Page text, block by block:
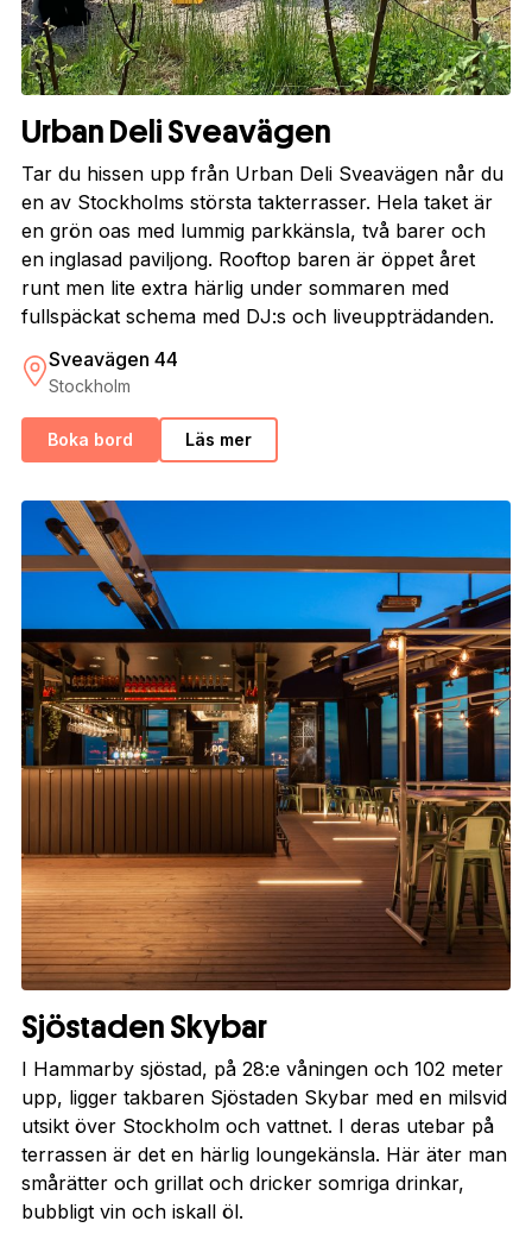
Urban Deli Sveavägen
Tar du hissen upp från Urban Deli Sveavägen når du
en av Stockholms största takterrasser. Hela taket är
en grön oas med lummig parkkänsla, två barer och
en inglasad paviljong. Rooftop baren är öppet året
runt men lite extra härlig under sommaren med
fullspäckat schema med DJ:s och liveuppträdanden.
Sveavägen 44
Stockholm
Boka bord Läs mer
Sjöstaden Skybar
I Hammarby sjöstad, på 28:e våningen och 102 meter
upp, ligger takbaren Sjöstaden Skybar med en milsvid
utsikt över Stockholm och vattnet. I deras utebar på
terrassen är det en härlig loungekänsla. Här äter man
smårätter och grillat och dricker somriga drinkar,
bubbligt vin och iskall öl.